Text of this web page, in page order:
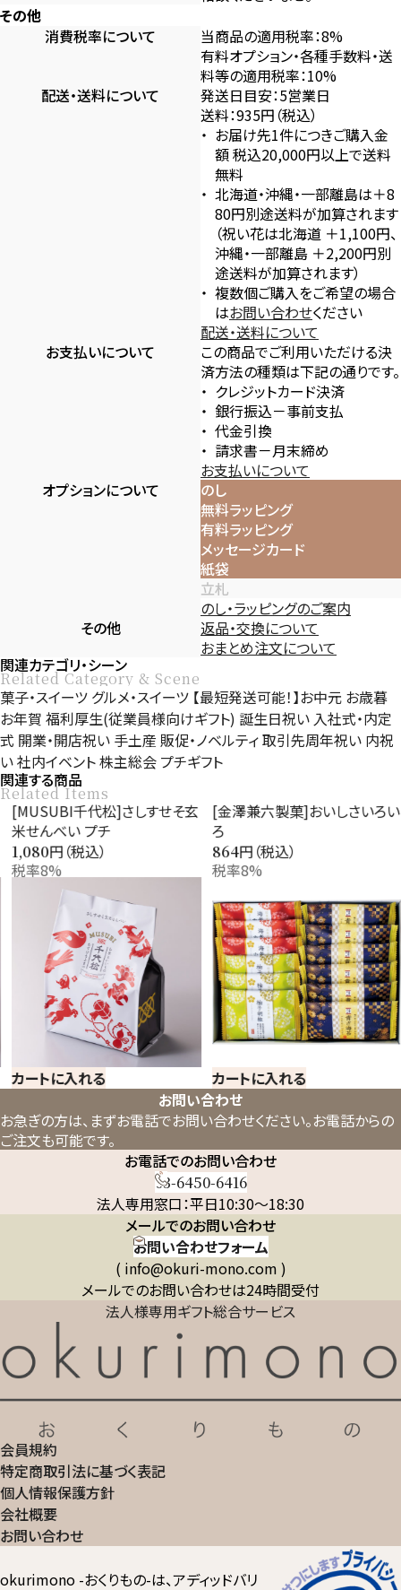
その他
消費税率について
当商品の適用税率：8%
有料オプション・各種手数料・送
料等の適用税率：10%
配送・送料について
発送日目安：5営業日
送料：935円（税込）
お届け先1件につきご購入金
額 税込20,000円以上で送料
無料
北海道・沖縄・一部離島は＋8
80円別途送料が加算されます
（祝い花は北海道 ＋1,100円、
沖縄・一部離島 ＋2,200円別
途送料が加算されます）
複数個ご購入をご希望の場合
はお問い合わせください
配送・送料について
お支払いについて
この商品でご利用いただける決
済方法の種類は下記の通りです。
クレジットカード決済
銀行振込－事前支払
代金引換
請求書－月末締め
お支払いについて
オプションについて
のし
無料ラッピング
有料ラッピング
メッセージカード
紙袋
立札
のし・ラッピングのご案内
その他
返品・交換について
おまとめ注文について
関連カテゴリ・シーン
Related Category & Scene
菓子・スイーツ グルメ・スイーツ 【最短発送可能！】お中元 お歳暮
お年賀 福利厚生(従業員様向けギフト) 誕生日祝い 入社式・内定
式 開業・開店祝い 手土産 販促・ノベルティ取引先周年祝い 内祝
い社内イベント株主総会 プチギフト
関連する商品
Related Items
[MUSUBI千代松]さしすせそ玄
米せんべい プチ
1,080円（税込）
税率8%
カートに入れる
[金澤兼六製菓]おいしさいろい
ろ
864円（税込）
税率8%
カートに入れる
お問い合わせ
お急ぎの方は、まずお電話でお問い合わせください。お電話からの
ご注文も可能です。
お電話でのお問い合わせ
03-6450-6416
法人専用窓口：平日10:30～18:30
メールでのお問い合わせ
お問い合わせフォーム
( info@okuri-mono.com )
メールでのお問い合わせは24時間受付
法人様専用ギフト総合サービス
会員規約
特定商取引法に基づく表記
個人情報保護方針
会社概要
お問い合わせ
okurimono -おくりもの-は、アディッドバリ